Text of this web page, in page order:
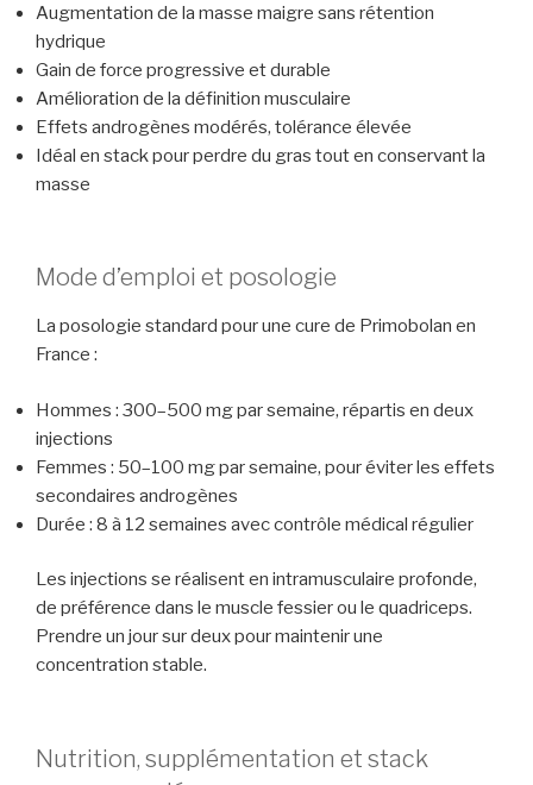
Augmentation de la masse maigre sans rétention
hydrique
Gain de force progressive et durable
Amélioration de la définition musculaire
Effets androgènes modérés, tolérance élevée
Idéal en stack pour perdre du gras tout en conservant la
masse
Mode d’emploi et posologie
La posologie standard pour une cure de Primobolan en
France :
Hommes : 300–500 mg par semaine, répartis en deux
injections
Femmes : 50–100 mg par semaine, pour éviter les effets
secondaires androgènes
Durée : 8 à 12 semaines avec contrôle médical régulier
Les injections se réalisent en intramusculaire profonde,
de préférence dans le muscle fessier ou le quadriceps.
Prendre un jour sur deux pour maintenir une
concentration stable.
Nutrition, supplémentation et stack